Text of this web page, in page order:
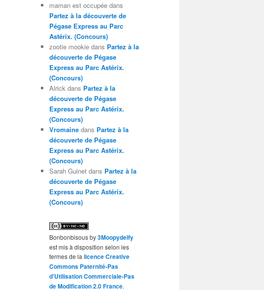
maman est occupée dans
Partez à la découverte de
Pégase Express au Parc
Astérix. (Concours)
zootie mookie dans Partez à la
découverte de Pégase
Express au Parc Astérix.
(Concours)
Alrick dans Partez à la
découverte de Pégase
Express au Parc Astérix.
(Concours)
Vromaine dans Partez à la
découverte de Pégase
Express au Parc Astérix.
(Concours)
Sarah Guinet dans Partez à la
découverte de Pégase
Express au Parc Astérix.
(Concours)
Bonbonbisousby3Moopydelfy
est mis à disposition selon les
termes de la licence Creative
Commons Paternité-Pas
d'Utilisation Commerciale-Pas
de Modification 2.0 France.